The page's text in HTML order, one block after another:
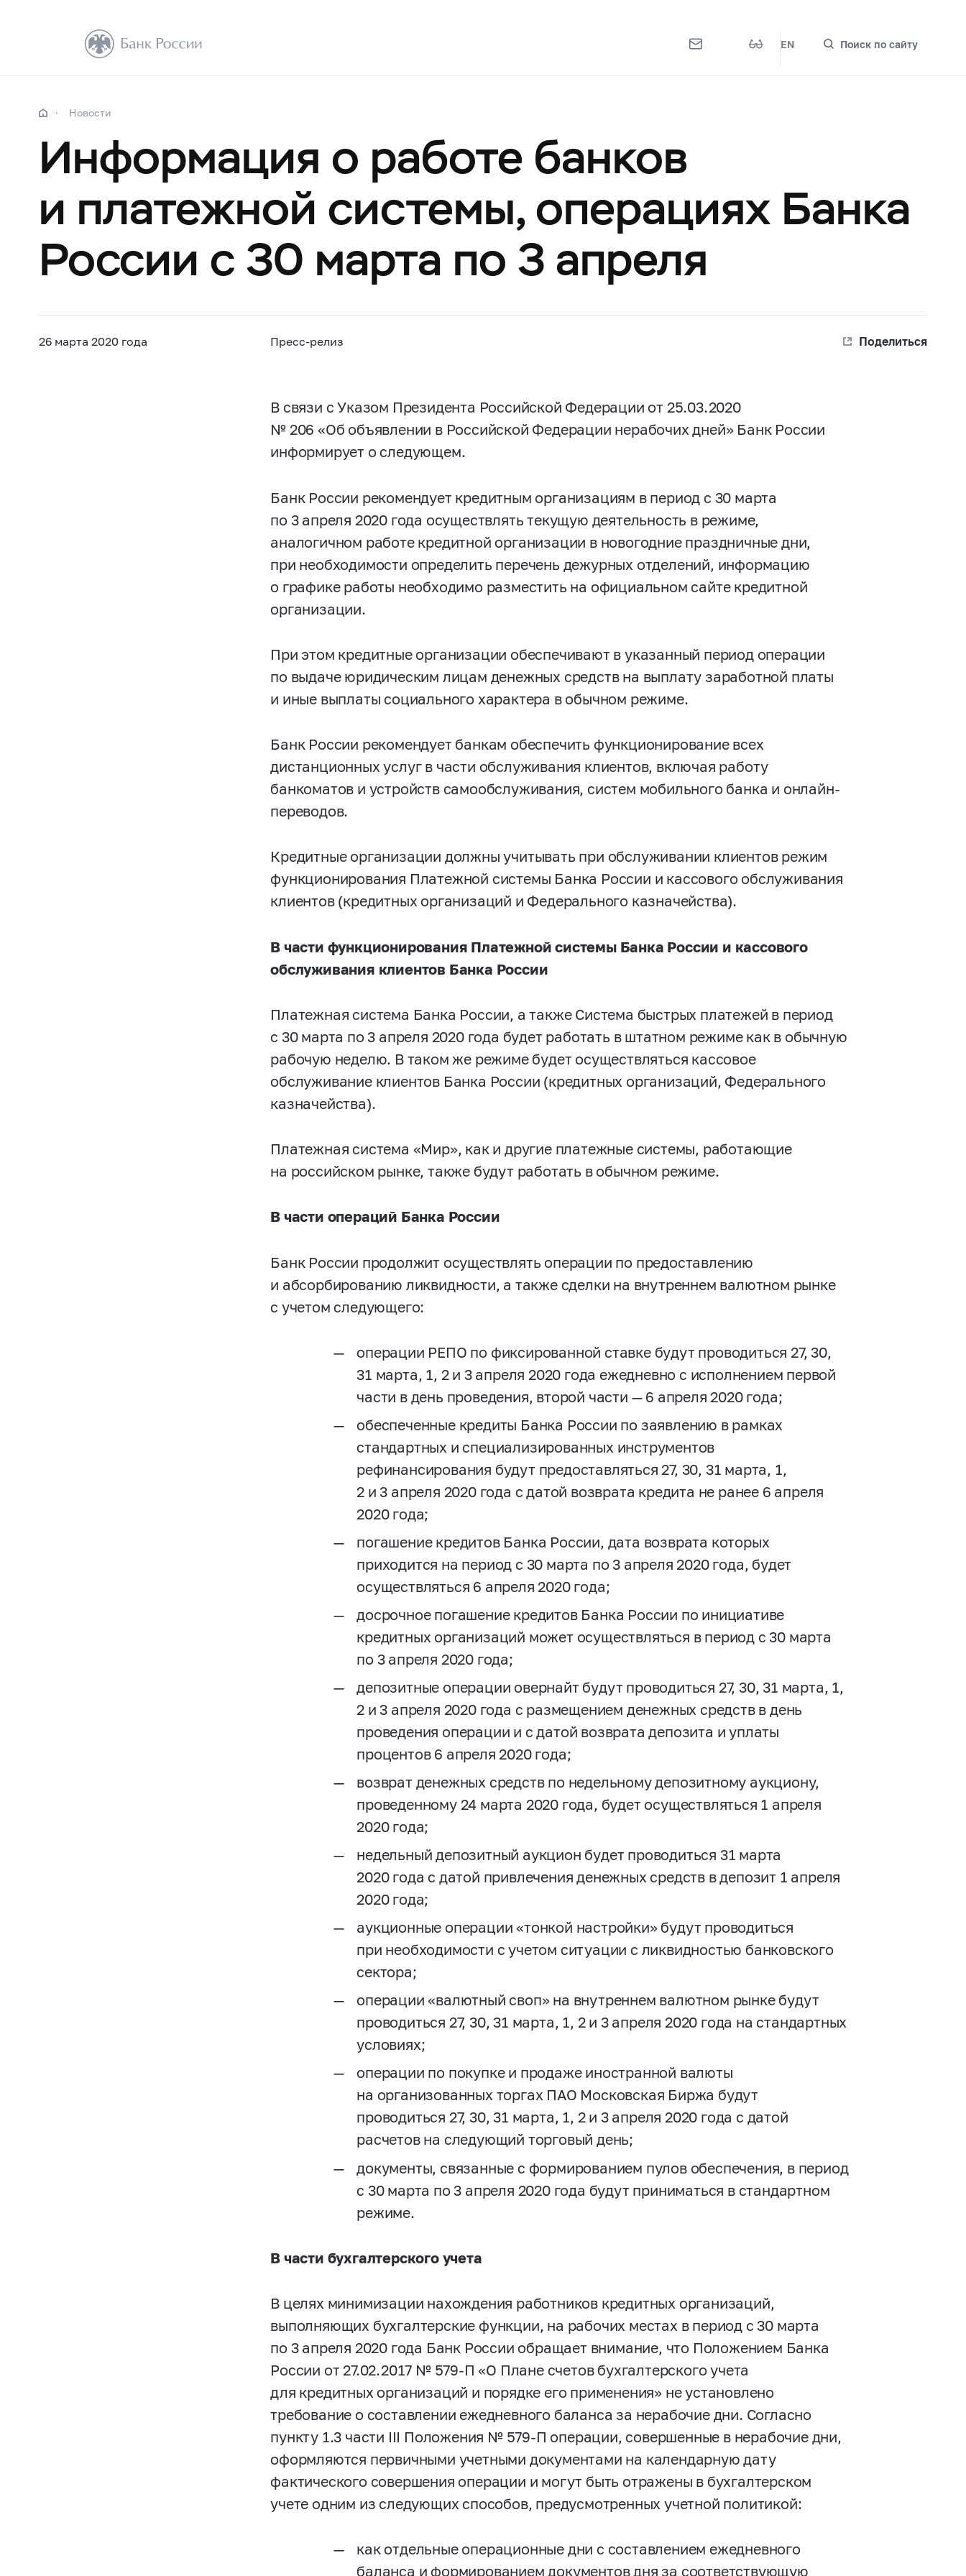
EN Поиск по сайту
Новости
Информация о работе банков
и платежной системы, операциях Банка
России с 30 марта по 3 апреля
26 марта 2020 года Пресс-релиз Поделиться
В связи с Указом Президента Российской Федерации от 25.03.2020
№ 206 «Об объявлении в Российской Федерации нерабочих дней» Банк России
информирует о следующем.
Банк России рекомендует кредитным организациям в период с 30 марта
по 3 апреля 2020 года осуществлять текущую деятельность в режиме,
аналогичном работе кредитной организации в новогодние праздничные дни,
при необходимости определить перечень дежурных отделений, информацию
о графике работы необходимо разместить на официальном сайте кредитной
организации.
При этом кредитные организации обеспечивают в указанный период операции
по выдаче юридическим лицам денежных средств на выплату заработной платы
и иные выплаты социального характера в обычном режиме.
Банк России рекомендует банкам обеспечить функционирование всех
дистанционных услуг в части обслуживания клиентов, включая работу
банкоматов и устройств самообслуживания, систем мобильного банка и онлайн-
переводов.
Кредитные организации должны учитывать при обслуживании клиентов режим
функционирования Платежной системы Банка России и кассового обслуживания
клиентов (кредитных организаций и Федерального казначейства).
В части функционирования Платежной системы Банка России и кассового
обслуживания клиентов Банка России
Платежная система Банка России, а также Система быстрых платежей в период
с 30 марта по 3 апреля 2020 года будет работать в штатном режиме как в обычную
рабочую неделю. В таком же режиме будет осуществляться кассовое
обслуживание клиентов Банка России (кредитных организаций, Федерального
казначейства).
Платежная система «Мир», как и другие платежные системы, работающие
на российском рынке, также будут работать в обычном режиме.
В части операций Банка России
Банк России продолжит осуществлять операции по предоставлению
и абсорбированию ликвидности, а также сделки на внутреннем валютном рынке
с учетом следующего:
операции РЕПО по фиксированной ставке будут проводиться 27, 30,
31 марта, 1, 2 и 3 апреля 2020 года ежедневно с исполнением первой
части в день проведения, второй части — 6 апреля 2020 года;
обеспеченные кредиты Банка России по заявлению в рамках
стандартных и специализированных инструментов
рефинансирования будут предоставляться 27, 30, 31 марта, 1,
2 и 3 апреля 2020 года с датой возврата кредита не ранее 6 апреля
2020 года;
погашение кредитов Банка России, дата возврата которых
приходится на период с 30 марта по 3 апреля 2020 года, будет
осуществляться 6 апреля 2020 года;
досрочное погашение кредитов Банка России по инициативе
кредитных организаций может осуществляться в период с 30 марта
по 3 апреля 2020 года;
депозитные операции овернайт будут проводиться 27, 30, 31 марта, 1,
2 и 3 апреля 2020 года с размещением денежных средств в день
проведения операции и с датой возврата депозита и уплаты
процентов 6 апреля 2020 года;
возврат денежных средств по недельному депозитному аукциону,
проведенному 24 марта 2020 года, будет осуществляться 1 апреля
2020 года;
недельный депозитный аукцион будет проводиться 31 марта
2020 года с датой привлечения денежных средств в депозит 1 апреля
2020 года;
аукционные операции «тонкой настройки» будут проводиться
при необходимости с учетом ситуации с ликвидностью банковского
сектора;
операции «валютный своп» на внутреннем валютном рынке будут
проводиться 27, 30, 31 марта, 1, 2 и 3 апреля 2020 года на стандартных
условиях;
операции по покупке и продаже иностранной валюты
на организованных торгах ПАО Московская Биржа будут
проводиться 27, 30, 31 марта, 1, 2 и 3 апреля 2020 года с датой
расчетов на следующий торговый день;
документы, связанные с формированием пулов обеспечения, в период
с 30 марта по 3 апреля 2020 года будут приниматься в стандартном
режиме.
В части бухгалтерского учета
В целях минимизации нахождения работников кредитных организаций,
выполняющих бухгалтерские функции, на рабочих местах в период с 30 марта
по 3 апреля 2020 года Банк России обращает внимание, что Положением Банка
России от 27.02.2017 № 579-П «О Плане счетов бухгалтерского учета
для кредитных организаций и порядке его применения» не установлено
требование о составлении ежедневного баланса за нерабочие дни. Согласно
пункту 1.3 части III Положения № 579-П операции, совершенные в нерабочие дни,
оформляются первичными учетными документами на календарную дату
фактического совершения операции и могут быть отражены в бухгалтерском
учете одним из следующих способов, предусмотренных учетной политикой:
как отдельные операционные дни с составлением ежедневного
баланса и формированием документов дня за соответствующую